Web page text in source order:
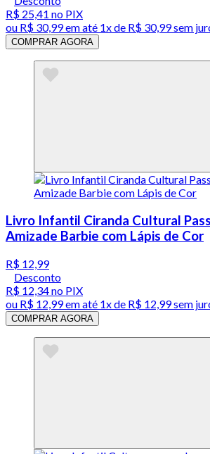
R$ 25,41 no PIX
ou R$ 30,99em até 1x de R$ 30,99sem
COMPRAR AGORA
Livro Infantil Ciranda Cultural
Amizade Barbie com Lápis de Cor
R$ 12,99
Desconto
R$ 12,34no PIX
ou R$ 12,99em até 1x de R$ 12,99sem
COMPRAR AGORA